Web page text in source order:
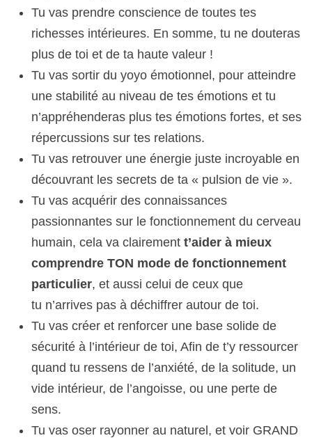
Tu vas prendre conscience de toutes tes
richesses intérieures. En somme, tu ne douteras
plus de toi et de ta haute valeur !
Tu vas sortir du yoyo émotionnel, pour atteindre
une stabilité au niveau de tes émotions et tu
n’appréhenderas plus tes émotions fortes, et ses
répercussions sur tes relations.
Tu vas retrouver une énergie juste incroyable en
découvrant les secrets de ta « pulsion de vie ».
Tu vas acquérir des connaissances
passionnantes sur le fonctionnement du cerveau
humain, cela va clairement t’aider à mieux
comprendre TON mode de fonctionnement
particulier, et aussi celui de ceux que
tu n’arrives pas à déchiffrer autour de toi.
Tu vas créer et renforcer une base solide de
sécurité à l’intérieur de toi, Afin de t’y ressourcer
quand tu ressens de l’anxiété, de la solitude, un
vide intérieur, de l’angoisse, ou une perte de
sens.
Tu vas oser rayonner au naturel, et voir GRAND